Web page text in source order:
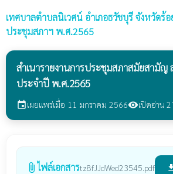
เทศบาลตำบลนิเวศน์ อำเภอธวัชบุรี จังหวัดร้อ
ประชุมสภาฯ พ.ศ.2565
สำเนารายงานการประชุมสภาสมัยสามัญ
ประจำปี พ.ศ.2565
eventเผยแพร่เมื่อ 11 มกราคม 2566visibilityเปิดอ่าน
attach_file ไฟล์เอกสารtz8fJJdWed23545.pdf